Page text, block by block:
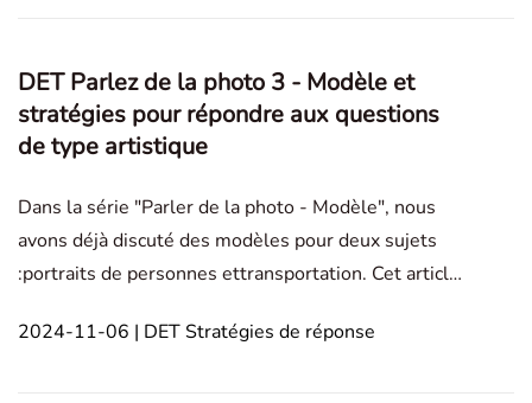
DET Parlez de la photo 3 - Modèle et
stratégies pour répondre aux questions
de type artistique
Dans la série "Parler de la photo - Modèle", nous
avons déjà discuté des modèles pour deux sujets
:portraits de personnes ettransportation. Cet article
stratégies pour répondre aux questions de type Art.
2024-11-06 | DET Stratégies de réponse